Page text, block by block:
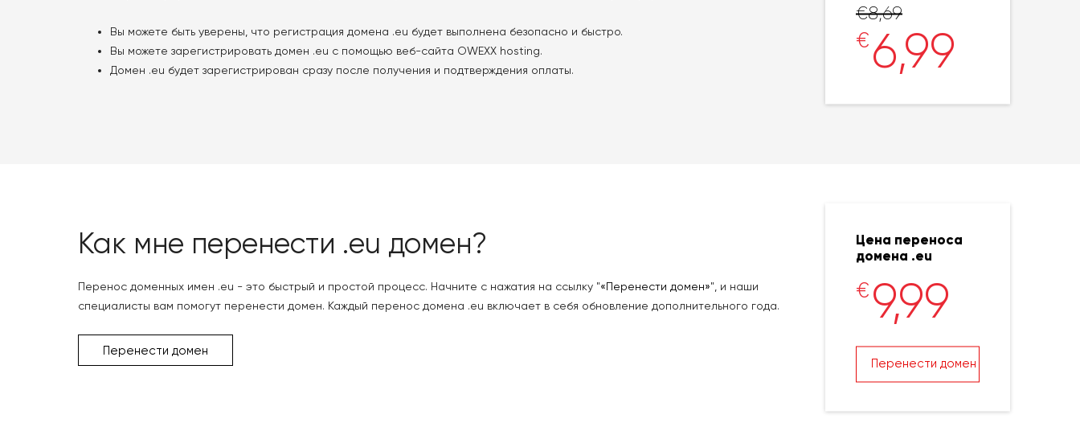
Вы можете быть уверены, что регистрация домена .eu будет выполнена безопасно и быстро.
Вы можете зарегистрировать домен .eu с помощью веб-сайта OWEXX hosting.
Домен .eu будет зарегистрирован сразу после получения и подтверждения оплаты.
€8,69
€6,99
Как мне перенести .eu домен?
Перенос доменных имен .eu - это быстрый и простой процесс. Начните с нажатия на ссылку "«Перенести домен»", и наши
специалисты вам помогут перенести домен. Каждый перенос домена .eu включает в себя обновление дополнительного года.
Перенести домен
Цена переноса
домена .eu
€9,99
Перенести домен